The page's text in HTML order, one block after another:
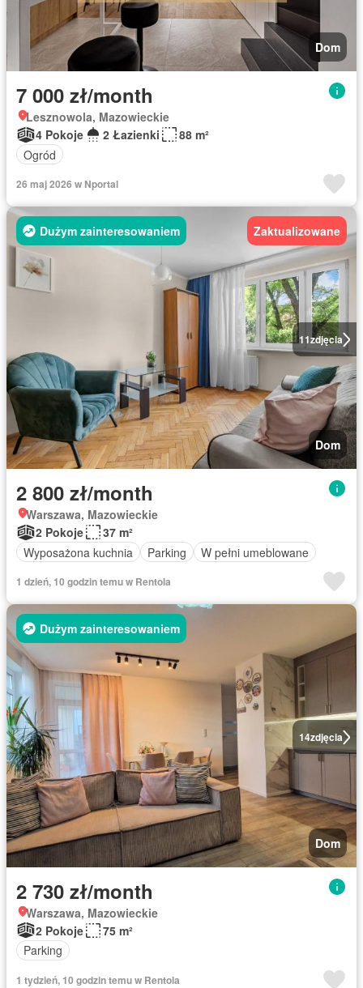
Dom
7 000 zł/month
Lesznowola, Mazowieckie
4 Pokoje
2 Łazienki
88 m²
Ogród
26 maj 2026 w Nportal
11zdjęcia
Dużym zainteresowaniem Zaktualizowane
Dom
2 800 zł/month
Warszawa, Mazowieckie
2 Pokoje
37 m²
Wyposażona kuchnia
Parking W pełni umeblowane
1 dzień, 10 godzin temu w Rentola
14zdjęcia
Dużym zainteresowaniem
Dom
2 730 zł/month
Warszawa, Mazowieckie
2 Pokoje
75 m²
Parking
1 tydzień, 10 godzin temu w Rentola